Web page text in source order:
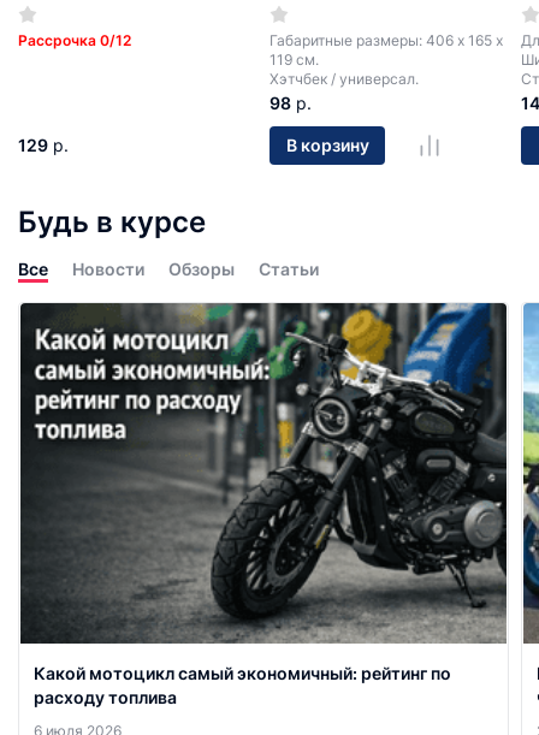
Рассрочка 0/12
129 р.
Габаритные размеры: 406 х 165 х
119 см.
Хэтчбек / универсал.
98 р.
В корзину
14
Будь в курсе
Все Новости Обзоры Статьи
Какой мотоцикл самый экономичный: рейтинг по
расходу топлива
6 июля 2026